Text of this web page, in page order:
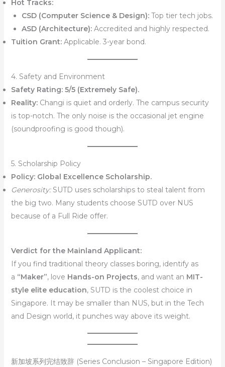
Hot Tracks:
CSD (Computer Science & Design):Top tier tech jobs.
ASD (Architecture):Accredited and highly respected.
Tuition Grant:Applicable. 3-year bond.
4. Safety and Environment
Safety Rating: 5/5 (Extremely Safe).
Reality:Changi is quiet and orderly. The campus security
is top-notch. The only noise is the occasional jet engine
(soundproofing is good though).
5. Scholarship Policy
Policy: Global Excellence Scholarship.
Generosity:SUTD uses scholarships to steal talent from
the big two. Many students choose SUTD over NUS
because of a Full Ride offer.
Verdict for the Mainland Applicant:
If you find traditional theory classes boring, identify as
a “Maker”, love Hands-on Projects, and want an MIT-
style elite education, SUTD is the coolest choice in
Singapore. It may be smaller than NUS, but in the Tech
and Design world, it punches way above its weight.
新加坡系列完结致辞 (Series Conclusion – Singapore Edition)